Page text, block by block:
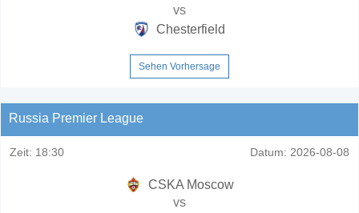
vs
Chesterfield
Sehen Vorhersage
Russia Premier League
Zeit: 18:30 Datum: 2026-08-08
CSKA Moscow
vs